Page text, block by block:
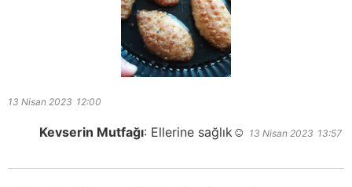
13 Nisan 2023 12:00
Kevserin Mutfağı: Ellerine sağlık☺️ 13 Nisan 2023 13:57